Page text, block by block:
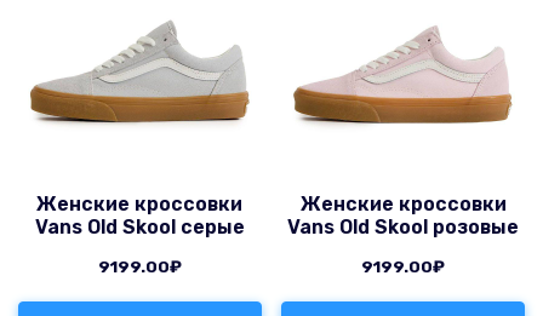
Женские кроссовки
Vans Old Skool серые
9199.00₽
Женские кроссовки
Vans Old Skool розовые
9199.00₽